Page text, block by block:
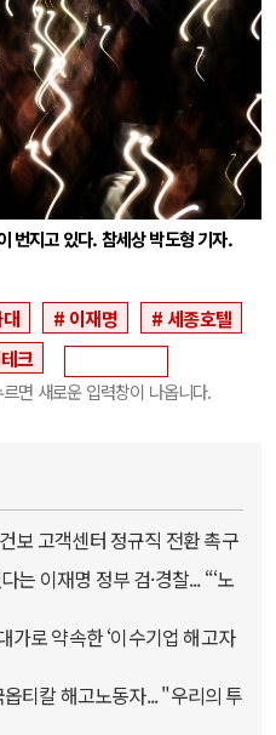
번지고 있다. 참세상 박도형 기자.
이재명
세종호텔
크
면 새로운 입력창이 나옵니다.
보 고객센터 정규직 전환 촉구
이재명 정부 검·경찰... “‘노
가로 약속한 ‘이수기업 해고자
티칼 해고노동자... "우리의 투